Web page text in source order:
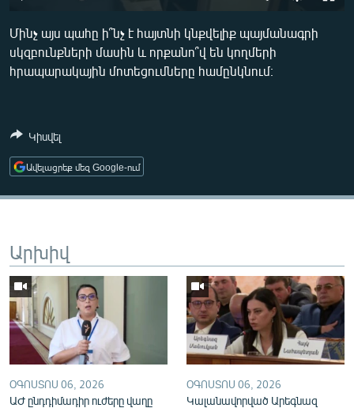
ՏՏ ԵՒ ԻՆՏԵՐՆԵՏ
ԿՈՐՈՆԱՎԻՐՈՒՍ
ՏԵՍԱՆՅՈՒԹԵՐ
ԲԱՆԱՎԵՃ
ՁԳՏԵԼՈՎ ԼԱՎԱԳՈՒՅՆԻՆ
Հայերեն
English
Русский
ՀԵՏԵՎԵՔ ՄԵԶ
360p
480p
Մինչ այս պահը ի՞նչ է հայտնի կնքվելիք պայմանագրի
սկզբունքների մասին և որքանո՞վ են կողմերի
հրապարակային մոտեցումները համընկնում։
Կիսվել
Ավելացրեք մեզ Google-ում
Արխիվ
ՕԳՈՍՏՈՍ 06, 2026
ԱԺ ընդդիմադիր ուժերը վաղը
ՕԳՈՍՏՈՍ 06, 2026
Կալանավորված Արեգնազ